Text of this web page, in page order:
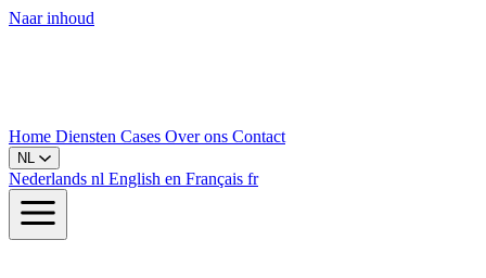
Naar inhoud
Home Diensten Cases Over ons Contact
NL
Nederlands nl English en Français fr